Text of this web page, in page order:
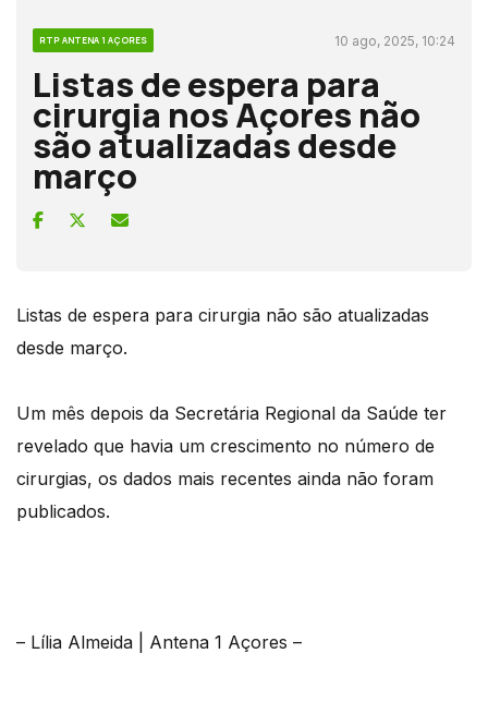
RTP ANTENA 1 AÇORES 10 ago, 2025, 10:24
Listas de espera para
cirurgia nos Açores não
são atualizadas desde
março
Listas de espera para cirurgia não são atualizadas
desde março.
Um mês depois da Secretária Regional da Saúde ter
revelado que havia um crescimento no número de
cirurgias, os dados mais recentes ainda não foram
publicados.
– Lília Almeida | Antena 1 Açores –